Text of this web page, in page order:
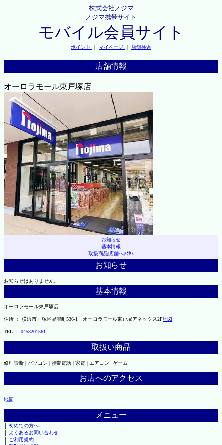
株式会社ノジマ
ノジマ携帯サイト
モバイル会員サイト
ポイント ｜ マイページ ｜ 店舗検索
店舗情報
オーロラモール東戸塚店
お知らせ
基本情報
取扱商品|店舗へｱｸｾｽ
お知らせ
お知らせはありません。
基本情報
オーロラモール東戸塚店
住所 ： 横浜市戸塚区品濃町536-1 オーロラモール東戸塚アネックス2F地図
TEL ： 0458201561
取扱い商品
修理診断 | パソコン | 携帯電話 | 家電 | エアコン | ゲーム
お店へのアクセス
地図
メニュー
├初めての方へ
├ よくあるお問い合わせ
├ご利用規約